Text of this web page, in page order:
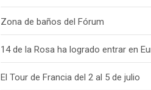
Zona de baños del Fórum
14 de la Rosa ha logrado entrar en
El Tour de Francia del 2 al 5 de julio